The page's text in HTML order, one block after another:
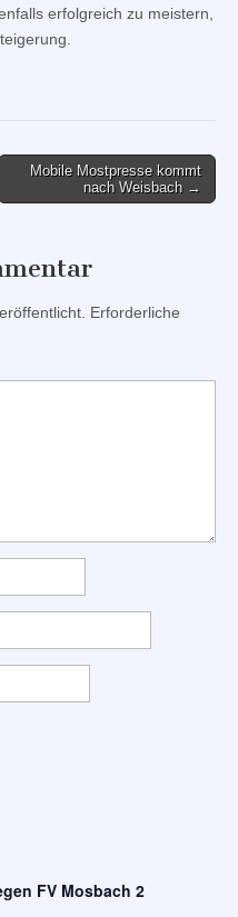
erfolgreich zu meistern,
Mobile Mostpresse kommt
nach Weisbach →
Erforderliche
FV Mosbach 2